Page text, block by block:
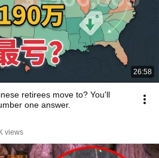
26:58
retirees move to? You'll
one answer.
views